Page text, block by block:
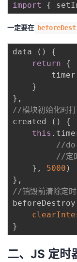
的
博
客
我
的
论
我
的
子
我
直
播
的
活
我
的
我
开
发
者
Programs
的
支
import {
一定要在
data ( )
{
return
{
        timer
}
} ,
//模块初始化时打
created
( )
{
this .
//do
//定
} , 5000 )
} ,
//销毁前清除定
beforeDestroy
}
二、JS 定时